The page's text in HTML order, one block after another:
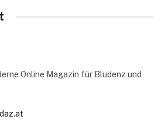
Online Magazin für Bludenz und